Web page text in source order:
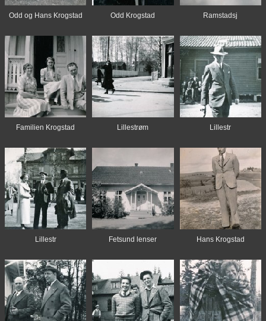
Odd og Hans Krogstad Odd Krogstad Ramstadsj
Familien Krogstad Lillestrøm Lillestr
Lillestr Fetsund lenser Hans Krogstad